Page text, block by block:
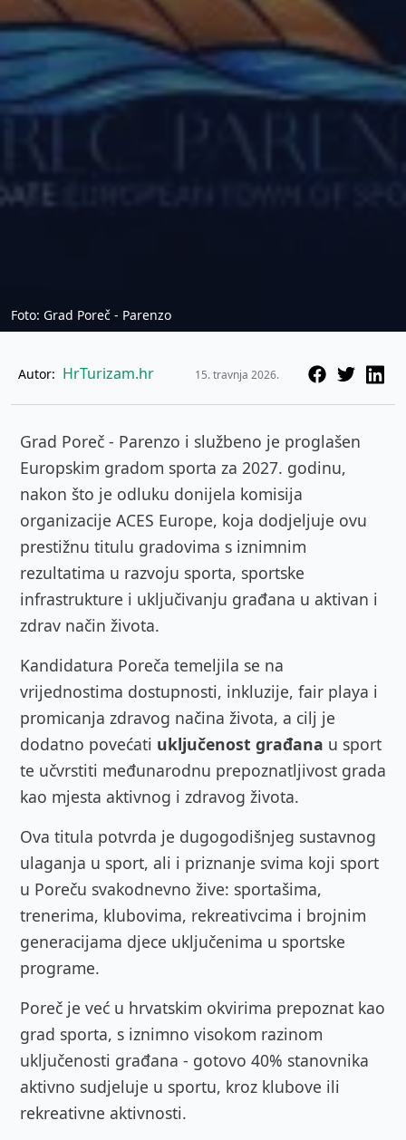
Foto: Grad Poreč - Parenzo
Autor: HrTurizam.hr 15. travnja 2026.
Grad Poreč - Parenzo i službeno je proglašen
Europskim gradom sporta za 2027. godinu,
nakon što je odluku donijela komisija
organizacije ACES Europe, koja dodjeljuje ovu
prestižnu titulu gradovima s iznimnim
rezultatima u razvoju sporta, sportske
infrastrukture i uključivanju građana u aktivan i
zdrav način života.
Kandidatura Poreča temeljila se na
vrijednostima dostupnosti, inkluzije, fair playa i
promicanja zdravog načina života, a cilj je
dodatno povećati uključenost građana u sport
te učvrstiti međunarodnu prepoznatljivost grada
kao mjesta aktivnog i zdravog života.
Ova titula potvrda je dugogodišnjeg sustavnog
ulaganja u sport, ali i priznanje svima koji sport
u Poreču svakodnevno žive: sportašima,
trenerima, klubovima, rekreativcima i brojnim
generacijama djece uključenima u sportske
programe.
Poreč je već u hrvatskim okvirima prepoznat kao
grad sporta, s iznimno visokom razinom
uključenosti građana - gotovo 40% stanovnika
aktivno sudjeluje u sportu, kroz klubove ili
rekreativne aktivnosti.